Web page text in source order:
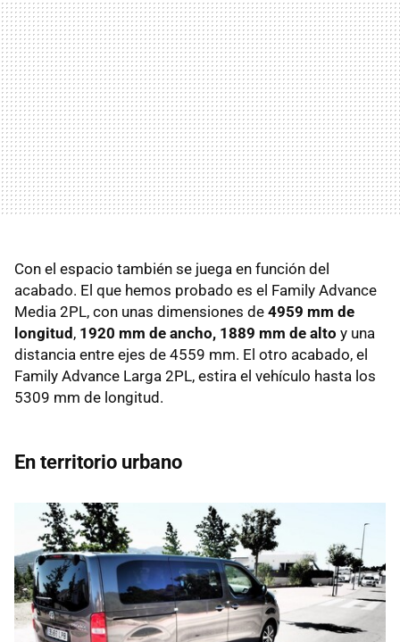
Con el espacio también se juega en función del
acabado. El que hemos probado es el Family Advance
Media 2PL, con unas dimensiones de 4959 mm de
longitud, 1920 mm de ancho, 1889 mm de alto y una
distancia entre ejes de 4559 mm. El otro acabado, el
Family Advance Larga 2PL, estira el vehículo hasta los
5309 mm de longitud.
En territorio urbano